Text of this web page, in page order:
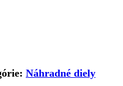
Náhradné diely